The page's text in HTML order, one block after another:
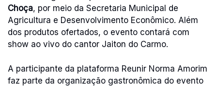
Choça, por meio da Secretaria Municipal de
Agricultura e Desenvolvimento Econômico. Além
dos produtos ofertados, o evento contará com
show ao vivo do cantor Jaiton do Carmo.
A participante da plataforma Reunir Norma Amorim
faz parte da organização gastronômica do evento